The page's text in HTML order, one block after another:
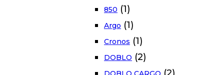
850 (1)
Argo (1)
Cronos (1)
DOBLO (2)